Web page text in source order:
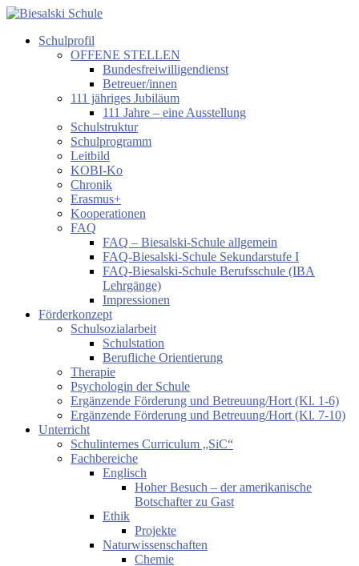
Zum
springen
Biesalski
Förderzentrum
körperliche
motorische
Entwicklung
Schulprofil
OFFENE STELLEN
Bundesfreiwilligendienst
Betreuer/innen
111 jähriges Jubiläum
111 Jahre – eine Ausstellung
Schulstruktur
Schulprogramm
Leitbild
KOBI-Ko
Chronik
Erasmus+
Kooperationen
FAQ
FAQ – Biesalski-Schule allgemein
FAQ-Biesalski-Schule Sekundarstufe I
FAQ-Biesalski-Schule Berufsschule (IBA
Lehrgänge)
Impressionen
Förderkonzept
Schulsozialarbeit
Schulstation
Berufliche Orientierung
Therapie
Psychologin der Schule
Ergänzende Förderung und Betreuung/Hort (Kl. 1-6)
Ergänzende Förderung und Betreuung/Hort (Kl. 7-10)
Unterricht
Schulinternes Curriculum „SiC“
Fachbereiche
Englisch
Hoher Besuch – der amerikanische
Botschafter zu Gast
Ethik
Projekte
Naturwissenschaften
Chemie